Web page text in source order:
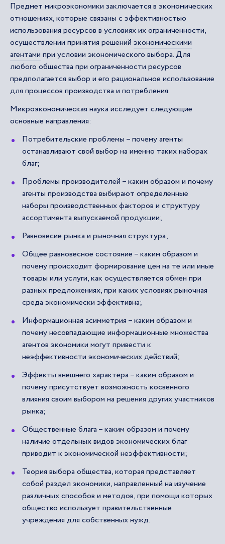
Предмет микроэкономики заключается в экономических
отношениях, которые связаны с эффективностью
использования ресурсов в условиях их ограниченности,
осуществлении принятия решений экономическими
агентами при условии экономического выбора. Для
любого общества при ограниченности ресурсов
предполагается выбор и его рациональное использование
для процессов производства и потребления.
Микроэкономическая наука исследует следующие
основные направления:
Потребительские проблемы – почему агенты
останавливают свой выбор на именно таких наборах
благ;
Проблемы производителей – каким образом и почему
агенты производства выбирают определенные
наборы производственных факторов и структуру
ассортимента выпускаемой продукции;
Равновесие рынка и рыночная структура;
Общее равновесное состояние – каким образом и
почему происходит формирование цен на те или иные
товары или услуги, как осуществляется обмен при
разных предложениях, при каких условиях рыночная
среда экономически эффективна;
Информационная асимметрия – каким образом и
почему несовпадающие информационные множества
агентов экономики могут привести к
неэффективности экономических действий;
Эффекты внешнего характера – каким образом и
почему присутствует возможность косвенного
влияния своим выбором на решения других участников
рынка;
Общественные блага – каким образом и почему
наличие отдельных видов экономических благ
приводит к экономической неэффективности;
Теория выбора общества, которая представляет
собой раздел экономики, направленный на изучение
различных способов и методов, при помощи которых
общество использует правительственные
учреждения для собственных нужд.